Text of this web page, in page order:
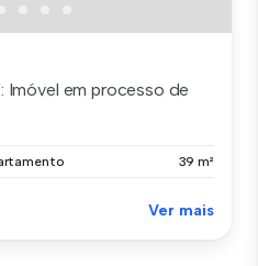
Imóvel em processo de
39 m²
Ver mais